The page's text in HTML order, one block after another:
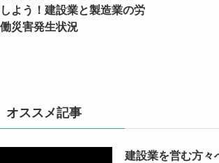
しよう！建設業と製造業の労
働災害発生状況
オススメ記事
建設業を営む方々